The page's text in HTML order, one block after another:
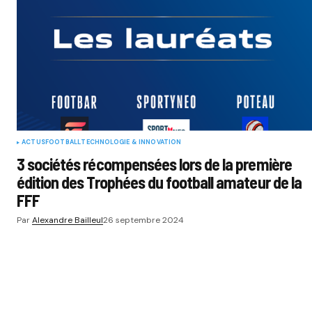
ACTUSFOOTBALLTECHNOLOGIE & INNOVATION
3 sociétés récompensées lors de la première
édition des Trophées du football amateur de la
FFF
ParAlexandre Bailleul26 septembre 2024